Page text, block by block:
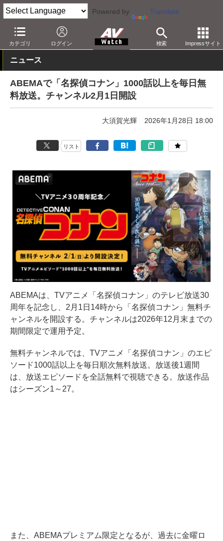
Powered by Translate
カテゴリ ログイン 検索 Impressサイト
AV Watch コンテンツ・サービス 映像配信 ABEMA
ニュース
ABEMAで「名探偵コナン」1000話以上を毎日無
料放送。チャンネル2月1日開設
大須賀光輝 2026年1月28日 18:00
リスト
ABEMAは、TVアニメ「名探偵コナン」のテレビ放送30
周年を記念し、2月1日14時から「名探偵コナン」無料チ
ャンネルを開設する。チャンネルは2026年12月末までの
期間限定で運用予定。
無料チャンネルでは、TVアニメ「名探偵コナン」のエピ
ソード1000話以上を毎日順次無料放送。放送後1週間
は、放送エピソードを全話無料で視聴できる。放送作品
はシーズン1～27。
また、ABEMAプレミアム限定となるが、過去に金曜ロ